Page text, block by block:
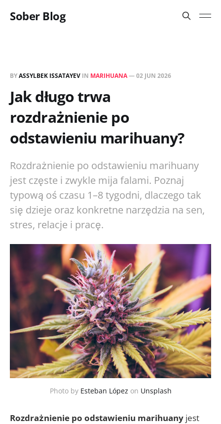
Sober Blog
BYASSYLBEK ISSATAYEV IN MARIHUANA—02 JUN 2026
Jak długo trwa
rozdrażnienie po
odstawieniu marihuany?
Rozdrażnienie po odstawieniu marihuany
jest częste i zwykle mija falami. Poznaj
typową oś czasu 1–8 tygodni, dlaczego tak
się dzieje oraz konkretne narzędzia na sen,
stres, relacje i pracę.
Photo by Esteban López on Unsplash
Rozdrażnienie po odstawieniu marihuany jest